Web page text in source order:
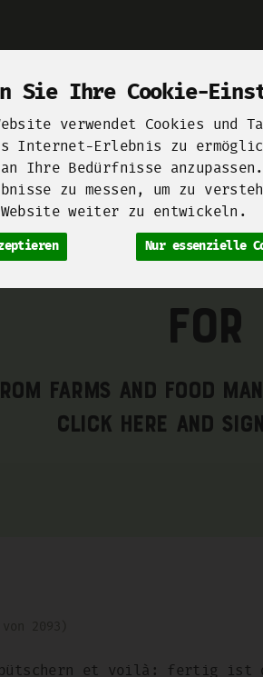
Sie Ihre Cookie-
verwendet Cookies und
Internet-Erlebnis zu
Ihre Bedürfnisse
zu messen, um zu
weiter zu entwickeln.
Nur essenzielle
Milch, Käse & Eier Vegane Welt
Neun Unsere Höfe Berliner
For
farms and food
Click here and
pütschern et voilà: fertig ist